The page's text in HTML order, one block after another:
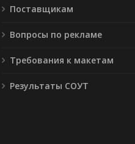
Поставщикам
Вопросы по рекламе
Требования к макетам
Результаты СОУТ